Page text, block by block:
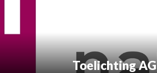
Toelichting AG